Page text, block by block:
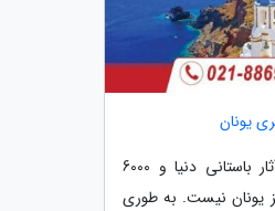
یونان
جایگاه مهمترین آثار باستانی دنیا و 6000
یونان نیست. به طوری